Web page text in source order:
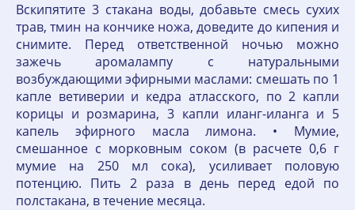
Вскипятите 3 стакана воды, добавьте смесь сухих
трав, тмин на кончике ножа, доведите до кипения и
снимите. Перед ответственной ночью можно
зажечь аромалампу с натуральными
возбуждающими эфирными маслами: смешать по 1
капле ветиверии и кедра атласского, по 2 капли
корицы и розмарина, 3 капли иланг-иланга и 5
капель эфирного масла лимона. • Мумие,
смешанное с морковным соком (в расчете 0,6 г
мумие на 250 мл сока), усиливает половую
потенцию. Пить 2 раза в день перед едой по
полстакана, в течение месяца.